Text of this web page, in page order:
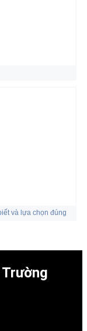
và lựa chọn đúng